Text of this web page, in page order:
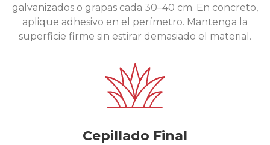
galvanizados o grapas cada 30–40 cm. En concreto,
aplique adhesivo en el perímetro. Mantenga la
superficie firme sin estirar demasiado el material.
Cepillado Final